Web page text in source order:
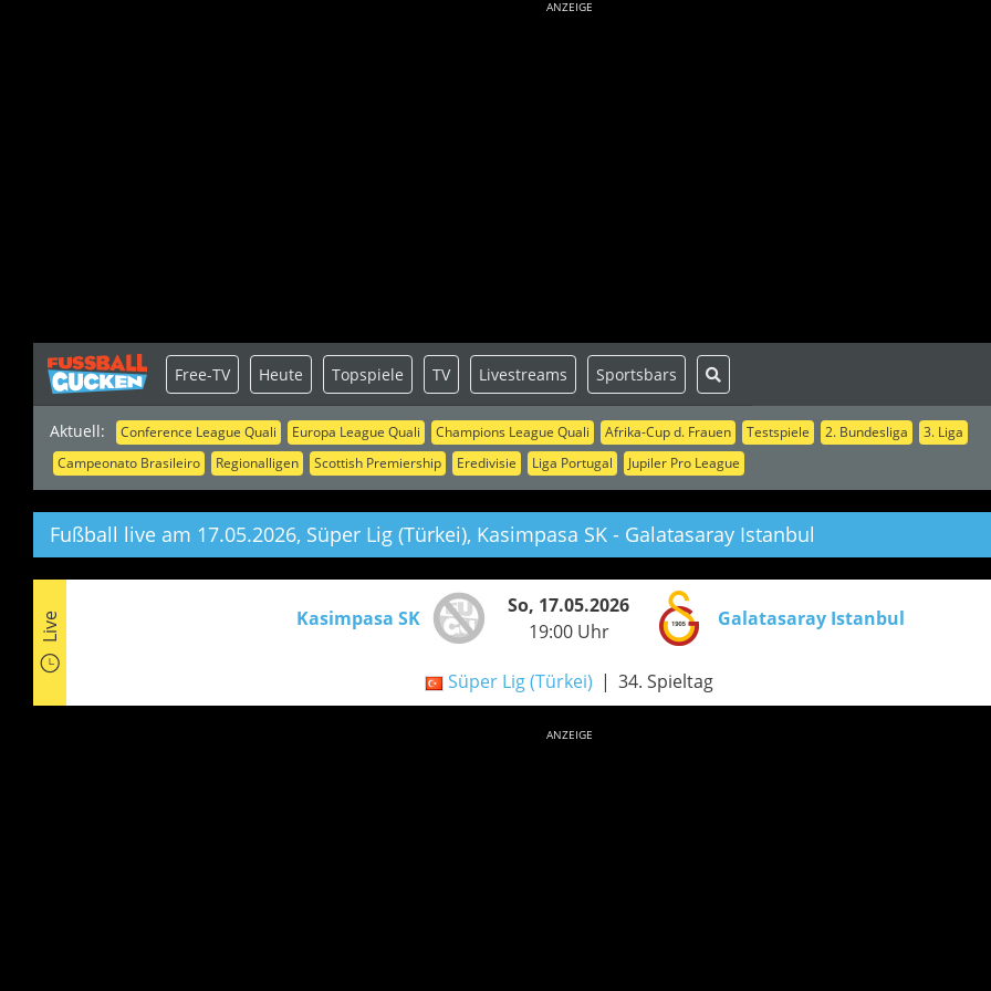
ANZEIGE
Aktuell: Conference League Quali Europa League Quali Champions League Quali Afrika-Cup d. Frauen Testspiele 2. Bundesliga
3. Liga
Campeonato Brasileiro
Regionalligen Scottish Premiership Eredivisie Liga Portugal Jupiler Pro League
Free-TV Heute Topspiele TV Livestreams Sportsbars
Fußball live am 17.05.2026, Süper Lig (Türkei), Kasimpasa SK - Galatasaray Istanbul
Live Kasimpasa SK
So, 17.05.2026
19:00 Uhr
Galatasaray Istanbul
Süper Lig (Türkei) 34. Spieltag
ANZEIGE